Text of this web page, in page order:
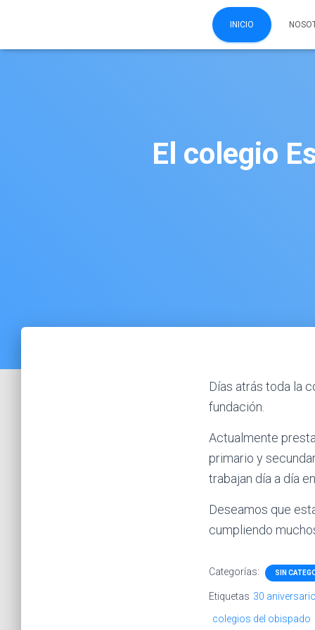
INICIO
El colegio
Días atrás toda la
fundación.
Actualmente
primario y
trabajan día a día
Deseamos que
cumpliendo
Categorías: SIN
Etiquetas 30
colegios del obispado